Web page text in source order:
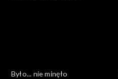
Było... nie minęło